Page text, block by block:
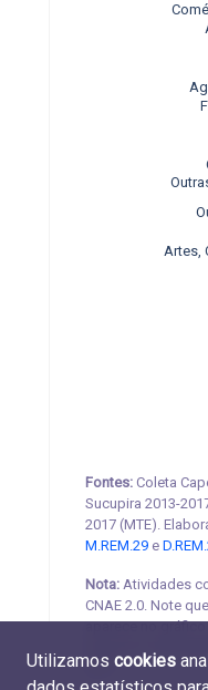
Artes,
Fontes: Coleta
Sucupira 2013-
2017 (MTE).
M.REM.29 e
Nota: Atividades
CNAE 2.0. Note
aparece no
2017.
Utilizamos cookies